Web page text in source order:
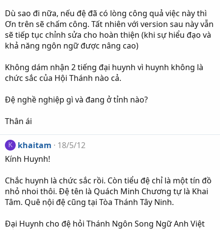
Dù sao đi nữa, nếu đệ đã có lòng công quả việc này thì
Ơn trên sẽ chấm công. Tất nhiên với version sau này vẫn
sẽ tiếp tục chỉnh sửa cho hoàn thiện (khi sự hiểu đạo và
khả năng ngôn ngữ được nâng cao)
Không dám nhận 2 tiếng đại huynh vì huynh không là
chức sắc của Hội Thánh nào cả.
Đệ nghề nghiệp gì và đang ở tỉnh nào?
Thân ái
K khaitam
18/5/12
Kính Huynh!
Chắc huynh là chức sắc rồi. Còn tiểu đệ chỉ là một tín đồ
nhỏ nhoi thôi. Đệ tên là Quách Minh Chương tự là Khai
Tâm. Quê nội đệ cũng tại Tòa Thánh Tây Ninh.
Đại Huynh cho đệ hỏi Thánh Ngôn Song Ngữ Anh Việt